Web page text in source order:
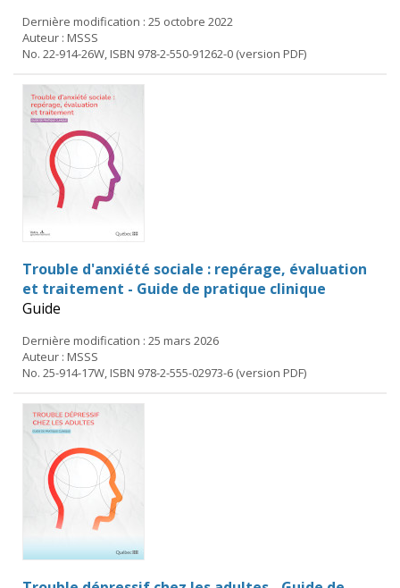
Dernière modification : 25 octobre 2022
Auteur : MSSS
No. 22-914-26W, ISBN 978-2-550-91262-0 (version PDF)
Trouble d'anxiété sociale : repérage, évaluation
et traitement - Guide de pratique clinique
Guide
Dernière modification : 25 mars 2026
Auteur : MSSS
No. 25-914-17W, ISBN 978-2-555-02973-6 (version PDF)